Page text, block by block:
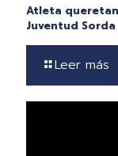
Atleta
Juventud
Leer más